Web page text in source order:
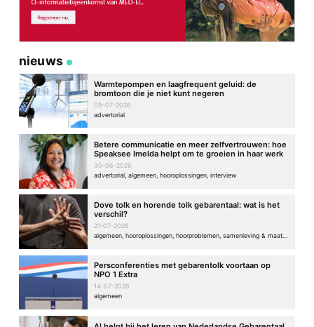
nieuws
Warmtepompen en laagfrequent geluid: de
bromtoon die je niet kunt negeren
09-07-2026
advertorial
Betere communicatie en meer zelfvertrouwen: hoe
Speaksee Imelda helpt om te groeien in haar werk
30-06-2026
advertorial, algemeen, hooroplossingen, interview
Dove tolk en horende tolk gebarentaal: wat is het
verschil?
21-07-2026
algemeen, hooroplossingen, hoorproblemen, samenleving & maatschappij
Persconferenties met gebarentolk voortaan op
NPO 1 Extra
14-07-2026
algemeen